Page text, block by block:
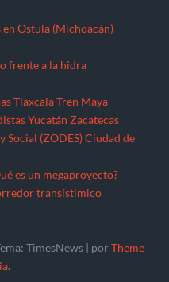
Ostula (Michoacán)
frente a la hidra
Tlaxcala Tren Maya
Yucatán Zacatecas
Social (ZODES) Ciudad de
es un megaproyecto?
transístimico
TimesNews | porTheme
.